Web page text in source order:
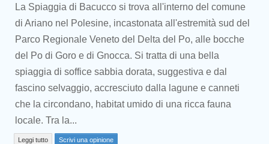
La Spiaggia di Bacucco si trova all'interno del comune
di Ariano nel Polesine, incastonata all'estremità sud del
Parco Regionale Veneto del Delta del Po, alle bocche
del Po di Goro e di Gnocca. Si tratta di una bella
spiaggia di soffice sabbia dorata, suggestiva e dal
fascino selvaggio, accresciuto dalla lagune e canneti
che la circondano, habitat umido di una ricca fauna
locale. Tra la...
Leggi tutto Scrivi una opinione